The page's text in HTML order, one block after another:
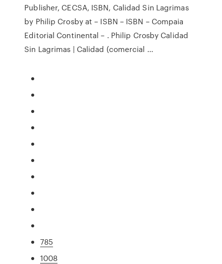
Publisher, CECSA, ISBN, Calidad Sin Lagrimas
by Philip Crosby at – ISBN – ISBN – Compaia
Editorial Continental – . Philip Crosby Calidad
Sin Lagrimas | Calidad (comercial ...
785
1008